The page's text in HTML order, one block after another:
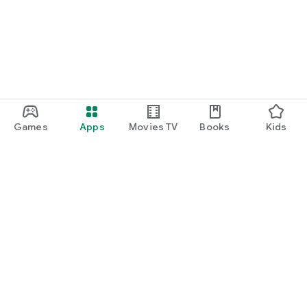
Games Apps Movies TV Books Kids